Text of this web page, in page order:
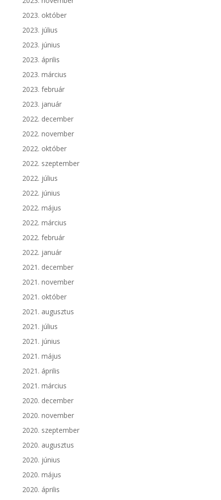
2023. október
2023. július
2023. június
2023. április
2023. március
2023. február
2023. január
2022. december
2022. november
2022. október
2022. szeptember
2022. július
2022. június
2022. május
2022. március
2022. február
2022. január
2021. december
2021. november
2021. október
2021. augusztus
2021. július
2021. június
2021. május
2021. április
2021. március
2020. december
2020. november
2020. szeptember
2020. augusztus
2020. június
2020. május
2020. április